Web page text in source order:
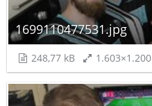
1699110477531.jpg
248,77 kB 1.603×1.200